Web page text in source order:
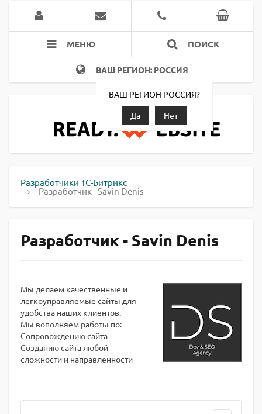
МЕНЮ ПОИСК
ВАШ РЕГИОН: РОССИЯ
ВАШ РЕГИОН РОССИЯ?
Да
Нет
Разработчики 1С-Битрикс
Разработчик - Savin Denis
Разработчик - Savin Denis
Мы делаем качественные и
легкоуправляемые сайты для
удобства наших клиентов.
Мы вополняем работы по:
Сопровождению сайта
Созданию сайта любой
сложности и направленности